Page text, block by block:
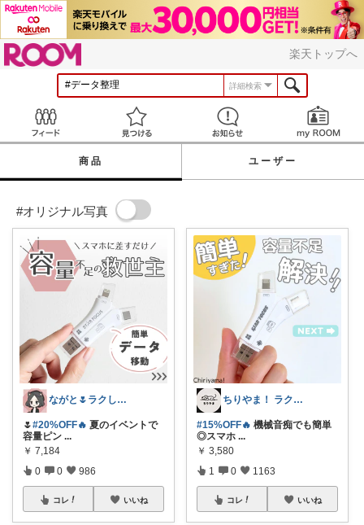
楽天トップへ
詳細検索
見つける お知らせ
商品 ユーザー
#オリジナル写真
ながと🌷ラクしてときめく暮らし
🌷#20%OFF🔥 夏のイベントで
容量ピン ...
￥ 7,184
0 0 986
コレ いいね
ちりやま！ ラク×便利グッズ🫧
#15%OFF🔥 機械音痴でも簡単
◎スマホ ...
￥ 3,580
1 0 1163
コレ いいね